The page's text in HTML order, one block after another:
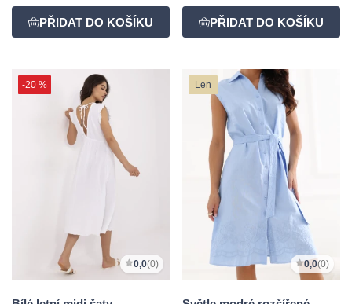
-20 %
0,0(0)
Len
0,0(0)